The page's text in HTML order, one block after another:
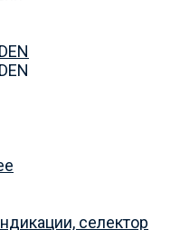
селектор